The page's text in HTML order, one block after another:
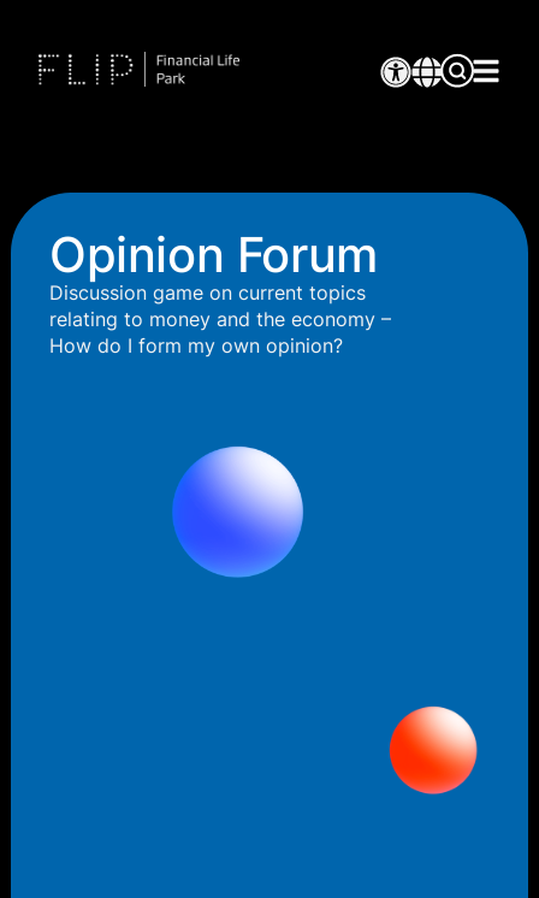
Opinion Forum
Discussion game on current topics
relating to money and the economy –
How do I form my own opinion?